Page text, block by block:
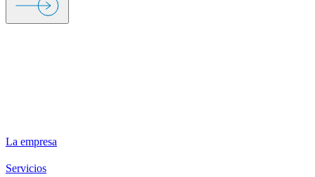
La empresa
Servicios